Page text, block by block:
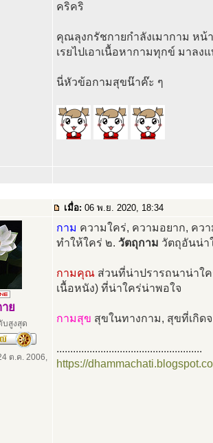
คริคริ
คุณลุงกรัชกายกำลังเมากาม หน้
เรยไปเอาเนื้อหากามทุกข์ มาลง
นี่หัวข้อกามสุขน๊าค๊ะ ๆ
เมื่อ: 06 พ.ย. 2020, 18:34
ย
บสูงสุด
ต.ค. 2006,
กาม ความใคร่, ความอยาก, คว
ทำให้ใคร่ ๒. วัตถุกาม วัตถุอันน่
กามคุณ ส่วนที่น่าปรารถนาน่าใ
เนื้อหนัง) ที่น่าใคร่น่าพอใจ
กามสุข สุขในทางกาม, สุขที่เกิด
.....................................................
https://